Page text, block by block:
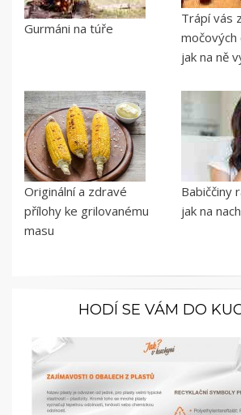
Gurmáni na túře
Trápí vás
močových
jak na ně
Originální a zdravé
přílohy ke grilovanému
masu
Babiččiny
jak na
HODÍ SE VÁM DO